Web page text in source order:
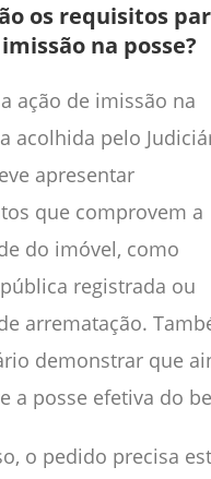
os requisitos
na posse?
ação de imissão na
acolhida pelo
apresentar
que comprovem a
do imóvel, como
registrada ou
arrematação.
demonstrar que
a posse efetiva do
o pedido precisa